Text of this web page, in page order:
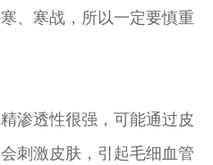
、寒战，所以一定要慎重
透性很强，可能通过皮
刺激皮肤，引起毛细血管